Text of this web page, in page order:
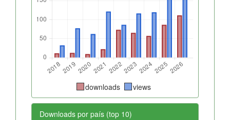
downloads views
Downloads por país (top 10)